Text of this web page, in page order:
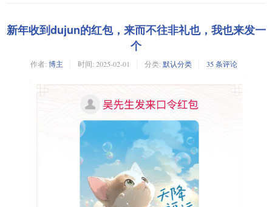
新年收到dujun的红包，来而不往非礼也，我也来发一
个
作者: 博主 时间: 2025-02-01 分类: 默认分类 35 条评论